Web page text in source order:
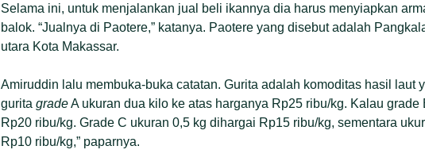
Selama ini, untuk menjalankan jual beli ikannya dia harus menyiapkan
balok. “Jualnya di Paotere,” katanya. Paotere yang disebut adalah
utara Kota Makassar.
Amiruddin lalu membuka-buka catatan. Gurita adalah komoditas hasil laut
gurita gradeA ukuran dua kilo ke atas harganya Rp25 ribu/kg. Kalau grade
Rp20 ribu/kg. Grade C ukuran 0,5 kg dihargai Rp15 ribu/kg, sementara
Rp10 ribu/kg,” paparnya.